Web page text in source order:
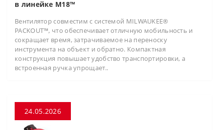
в линейке M18™
Вентилятор совместим с системой MILWAUKEE®
PACKOUT™, что обеспечивает отличную мобильность и
сокращает время, затрачиваемое на переноску
инструмента на объект и обратно. Компактная
конструкция повышает удобство транспортировки, а
встроенная ручка упрощает..
24.05.2026